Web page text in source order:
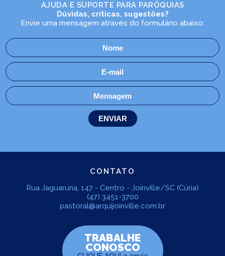
AJUDA E SUPORTE PARA PARÓQUIAS
Dúvidas, críticas, sugestões?
Envie uma mensagem através do formulário abaixo:
CONTATO
Rua Jaguaruna, 147 - Centro - Joinville/SC (Cúria)
(47) 3451-3700
pastoral@arquijoinville.com.br
TRABALHE
CONOSCO